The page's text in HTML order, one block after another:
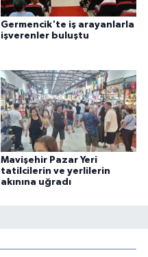
Germencik'te iş arayanlarla
işverenler buluştu
Mavişehir Pazar Yeri
tatilcilerin ve yerlilerin
akınına uğradı